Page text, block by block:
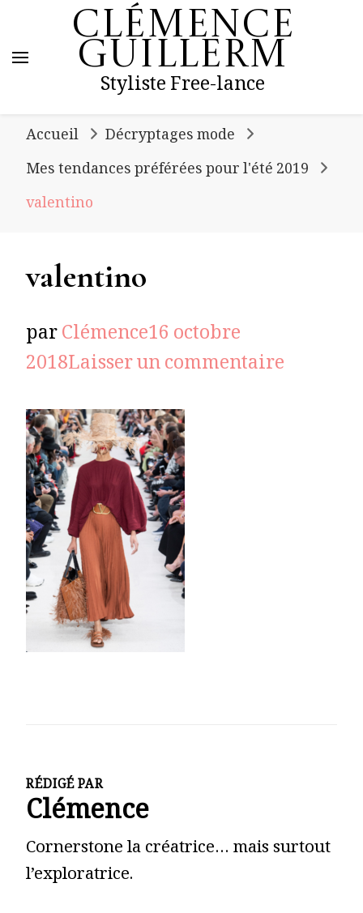
Clémence
Guillerm
Styliste Free-lance
Accueil
Décryptages mode
Mes tendances préférées pour l'été 2019
valentino
valentino
parClémence16 octobre
2018Laisser un commentaire
RÉDIGÉ PAR
Clémence
Cornerstone la créatrice… mais surtout
l’exploratrice.